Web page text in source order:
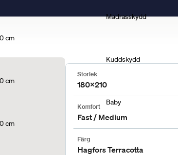
cm
cm
cm
Madrasskydd
Kuddskydd
Baby
Storlek
180x210
Komfort
Fast / Medium
Färg
Hagfors Terracotta